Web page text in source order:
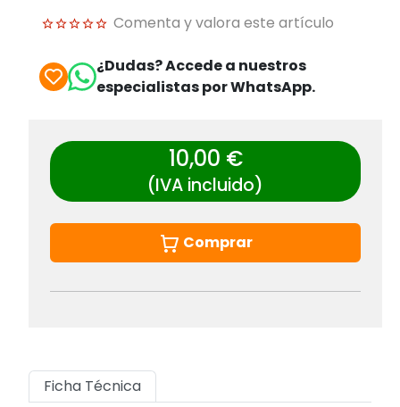
Comenta y valora este artículo
¿Dudas? Accede a nuestros
especialistas por WhatsApp.
10,00 €
(IVA incluido)
Comprar
Ficha Técnica